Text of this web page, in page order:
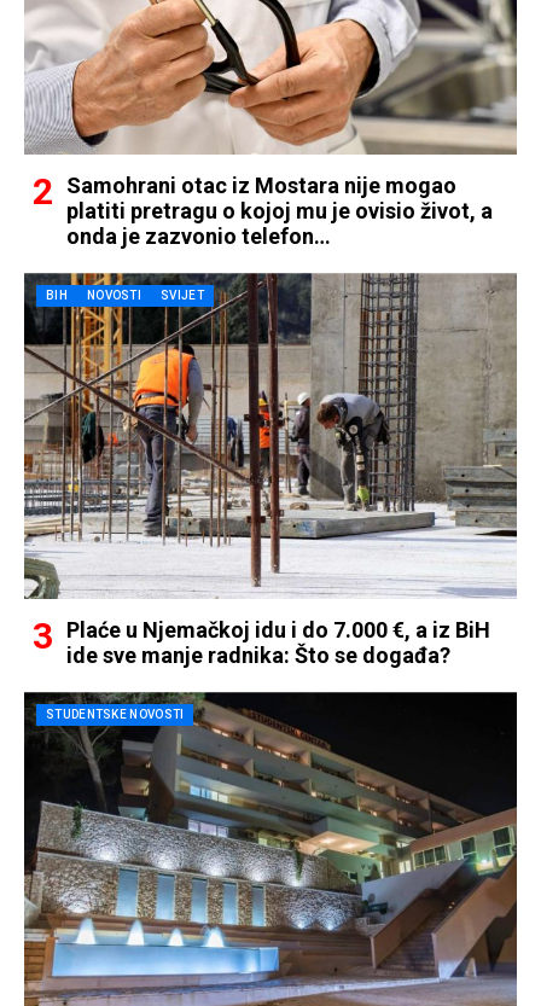
Samohrani otac iz Mostara nije mogao
platiti pretragu o kojoj mu je ovisio život, a
onda je zazvonio telefon…
BIH NOVOSTI SVIJET
Plaće u Njemačkoj idu i do 7.000 €, a iz BiH
ide sve manje radnika: Što se događa?
STUDENTSKE NOVOSTI